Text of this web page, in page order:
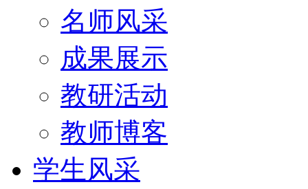
名师风采
成果展示
教研活动
教师博客
学生风采